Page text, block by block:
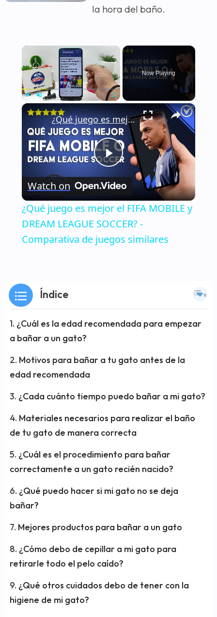
la hora del baño.
×
Now Playing
×
Play
Video
¿Qué juego es mejor el FIFA MOBILE y DREAM LEAGUE SOCCER? - Comparativa de juegos similares
Watch on
¿Qué juego es mejor el FIFA MOBILE y
DREAM LEAGUE SOCCER? -
Comparativa de juegos similares
Índice
¿Cuál es la edad recomendada para empezar
a bañar a un gato?
Motivos para bañar a tu gato antes de la
edad recomendada
¿Cada cuánto tiempo puedo bañar a mi gato?
Materiales necesarios para realizar el baño
de tu gato de manera correcta
¿Cuál es el procedimiento para bañar
correctamente a un gato recién nacido?
¿Qué puedo hacer si mi gato no se deja
bañar?
Mejores productos para bañar a un gato
¿Cómo debo de cepillar a mi gato para
retirarle todo el pelo caído?
¿Qué otros cuidados debo de tener con la
higiene de mi gato?